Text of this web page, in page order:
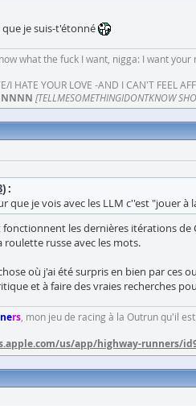
je suis-t'étonné
what the fuck I want, nigga: I want
I HATE YOUR LOVE -AND I CAN'T FEEL
[TELLMESOMETHINGIDONTKNOW
) :
que je vois avec les LLM c''est "jouer
fonctionnent les dernières itérations
roulette russe avec les mots.
où j'ai été surpris en bien par ces
et à faire des vraies recherches
ners, mon jeu de racing à la Outrun qu'il
us/app/highway-runners/